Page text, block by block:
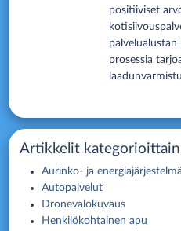
positiiviset
prosessia
Artikkelit kategorioittain
Aurinko- ja
Autopalvelut
Dronevalokuvaus
Henkilökohtainen apu